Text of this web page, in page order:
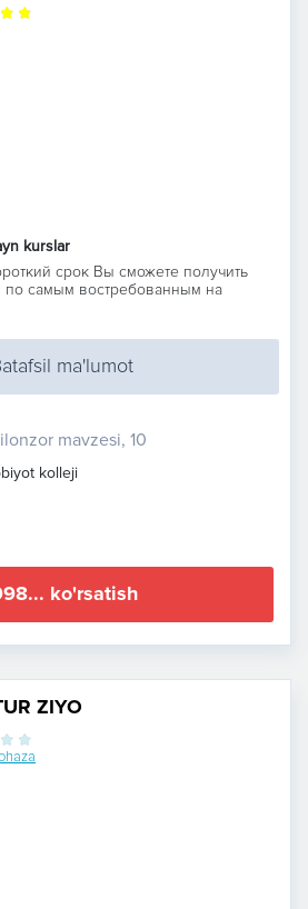
kurslar
срок Вы сможете получить
по самым востребованным на
ma'lumot
mavzesi, 10
kolleji
ko'rsatish
ZIYO